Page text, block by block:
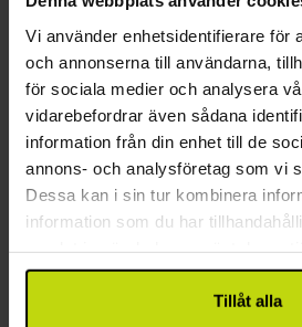
Vi använder enhetsidentifierare för
och annonserna till användarna,
för sociala medier och analysera
vidarebefordrar även sådana
information från din enhet till de
annons- och analysföretag som vi
Dessa kan i sin tur kombinera
information som du har
Tillåt alla
Hund: 250 DKK per dag
Endast slutstädning
Kundrecensioner